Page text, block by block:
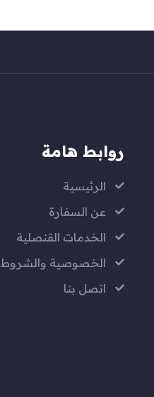
روابط هامة
الرئيسية
عن السفارة
الخدمات القنصلية
الخصوصية والشروط
اتصل بنا